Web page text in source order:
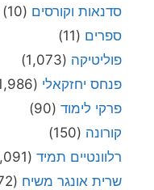
סדנאות וקורסים (10)
ספרים (11)
פוליטיקה (1,073)
פנחס יחזקאלי (1,986)
פרקי לימוד (90)
קורונה (150)
רלוונטיים תמיד (4,091)
שרית אונגר משיח (72)